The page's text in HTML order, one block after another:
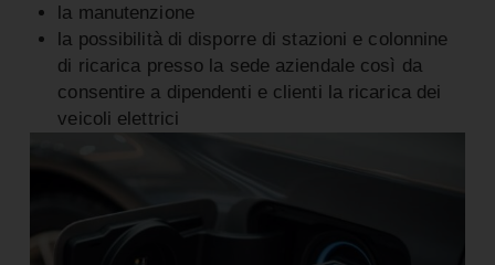
la manutenzione
la possibilità di disporre di stazioni e colonnine
di ricarica presso la sede aziendale così da
consentire a dipendenti e clienti la ricarica dei
veicoli elettrici